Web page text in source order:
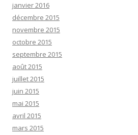
janvier 2016
décembre 2015
novembre 2015
octobre 2015
septembre 2015
août 2015
juillet 2015
juin 2015
mai 2015
avril 2015
mars 2015